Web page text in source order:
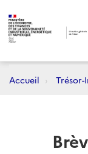
Accueil Trésor-